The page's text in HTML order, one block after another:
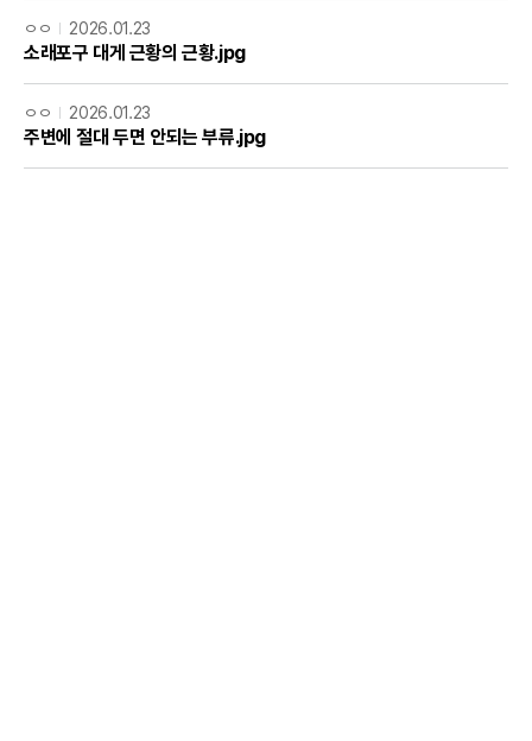
ㅇㅇ 2026.01.23
소래포구 대게 근황의 근황.jpg
ㅇㅇ 2026.01.23
주변에 절대 두면 안되는 부류.jpg